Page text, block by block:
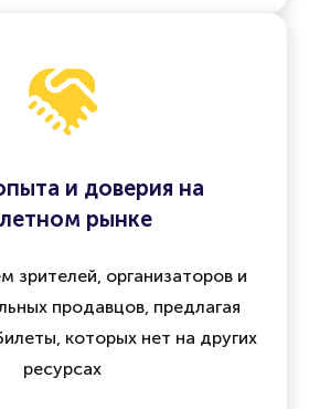
и доверия на
рынке
зрителей, организаторов и
продавцов, предлагая
которых нет на других
ресурсах